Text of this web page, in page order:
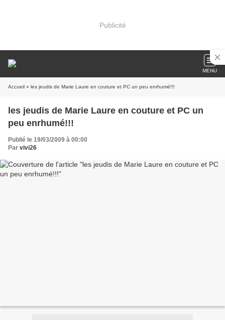
Publicité
MENU
Accueil » les jeudis de Marie Laure en couture et PC un peu enrhumé!!!
les jeudis de Marie Laure en couture et PC un
peu enrhumé!!!
Publié le 19/03/2009 à 00:00
Par vivi26